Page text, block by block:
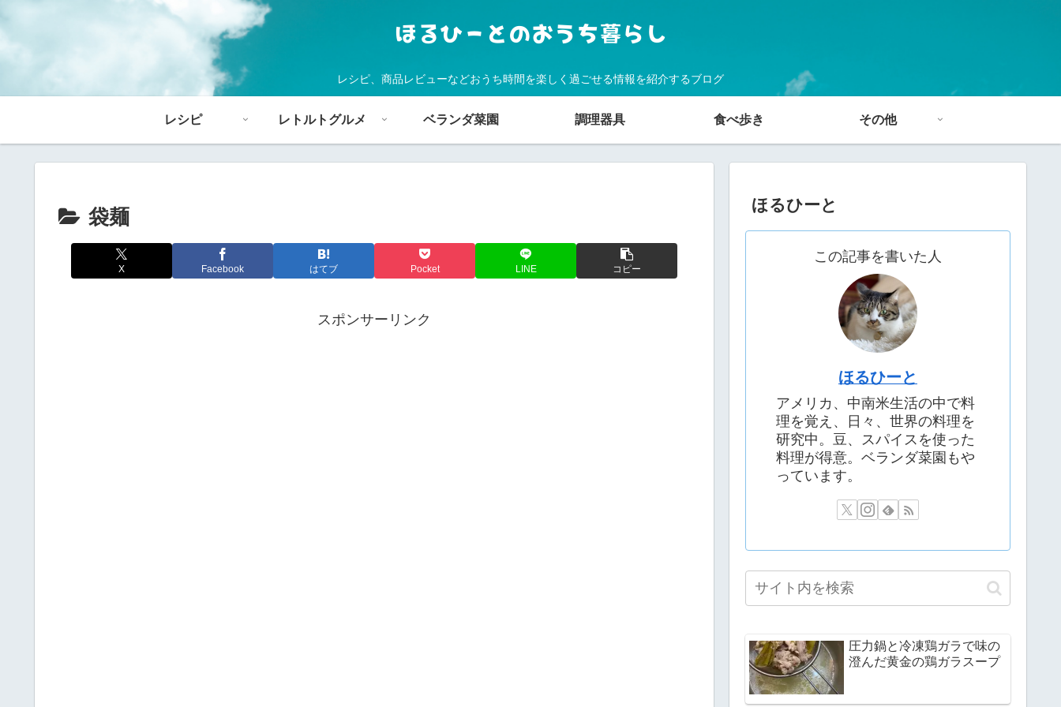
レシピ、商品レビューなどおうち時間を楽しく過ごせる情報を紹介するブログ
レシピ レトルトグルメ ベランダ菜園 調理器具 食べ歩き その他
袋麺
X Facebook はてブ Pocket LINE コピー
スポンサーリンク
ほるひーと
この記事を書いた人
ほるひーと
アメリカ、中南米生活の中で料
理を覚え、日々、世界の料理を
研究中。豆、スパイスを使った
料理が得意。ベランダ菜園もや
っています。
圧力鍋と冷凍鶏ガラで味の
澄んだ黄金の鶏ガラスープ